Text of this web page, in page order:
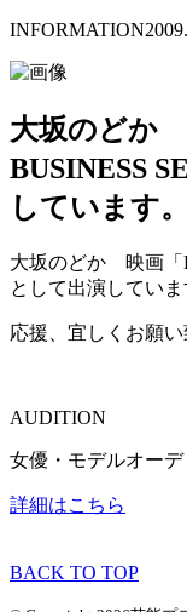
INFORMATION
大坂のどか
BUSINESS
しています。
大坂のどか 映画「
として出演していま
応援、宜しくお願い
AUDITION
女優・モデルオー
詳細はこちら
BACK TO TOP